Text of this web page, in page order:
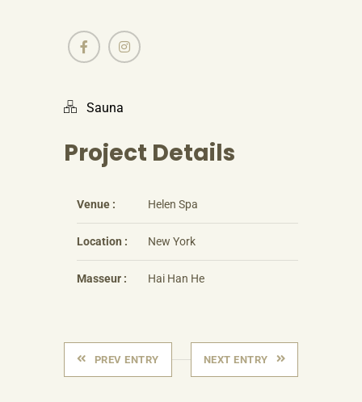
Sauna
Project Details
Venue : Helen Spa
Location : New York
Masseur : Hai Han He
PREV ENTRY NEXT ENTRY